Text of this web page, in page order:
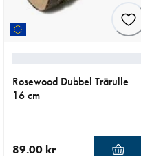
Rosewood Dubbel Trärulle
16 cm
89.00 kr